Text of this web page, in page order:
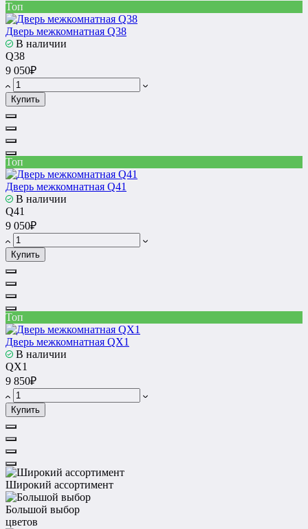
Топ
Дверь межкомнатная Q38
В наличии
Q38
9 050₽
Купить
Топ
Дверь межкомнатная Q41
В наличии
Q41
9 050₽
Купить
Топ
Дверь межкомнатная QX1
В наличии
QX1
9 850₽
Купить
Широкий ассортимент
Большой выбор
цветов